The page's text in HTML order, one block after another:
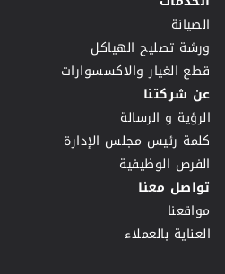
الصيانة
ورشة تصليح الهياكل
قطع الغيار والاكسسوارات
عن شركتنا
الرؤية و الرسالة
كلمة رئيس مجلس الإدارة
الفرص الوظيفية
تواصل معنا
مواقعنا
العناية بالعملاء